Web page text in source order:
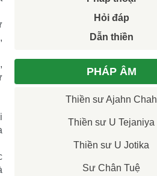
Hỏi đáp
Dẫn thiền
PHÁP ÂM
Thiền sư Ajahn Chah
Thiền sư U Tejaniya
Thiền sư U Jotika
Sư Chân Tuệ